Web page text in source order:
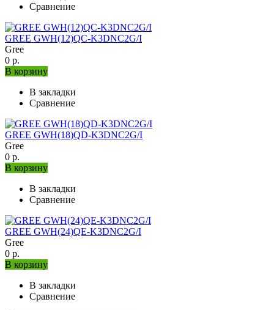
Сравнение
GREE GWH(12)QC-K3DNC2G/I
Gree
0 р.
В корзину
В закладки
Сравнение
GREE GWH(18)QD-K3DNC2G/I
Gree
0 р.
В корзину
В закладки
Сравнение
GREE GWH(24)QE-K3DNC2G/I
Gree
0 р.
В корзину
В закладки
Сравнение